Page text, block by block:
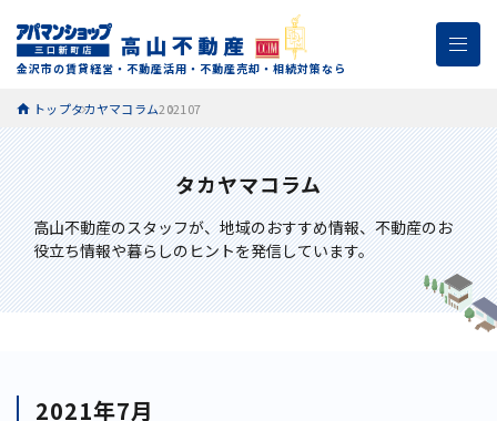
金沢市の賃貸経営・不動産活用・不動産売却・相続対策なら
トップタカヤマコラム202107
タカヤマコラム
高山不動産のスタッフが、地域のおすすめ情報、不動産のお
役立ち情報や暮らしのヒントを発信しています。
2021年7月